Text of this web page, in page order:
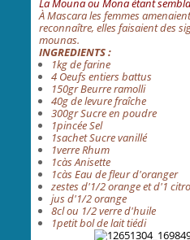
La Mouna ou Mona étant
À Mascara les femmes
reconnaître, elles faisaient des
mounas.
INGREDIENTS :
1kg de farine
4 Oeufs entiers battus
150gr Beurre ramolli
40g de levure fraîche
300gr Sucre en poudre
1pincée Sel
1sachet Sucre vanillé
1verre Rhum
1càs Anisette
1càs Eau de fleur d'oranger
zestes d'1/2 orange et d'1
jus d'1/2 orange
8cl ou 1/2 verred'huile
1petit bol de lait tiédi